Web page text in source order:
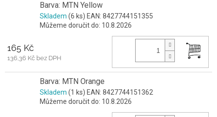
Barva: MTN Yellow
Skladem (6 ks) EAN: 8427744151355
Můžeme doručit do: 10.8.2026
165 Kč
136,36 Kč bez DPH
Barva: MTN Orange
Skladem (1 ks) EAN: 8427744151362
Můžeme doručit do: 10.8.2026